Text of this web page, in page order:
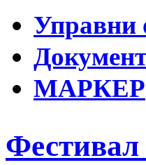
Управни
МАРКЕР
Фестивал